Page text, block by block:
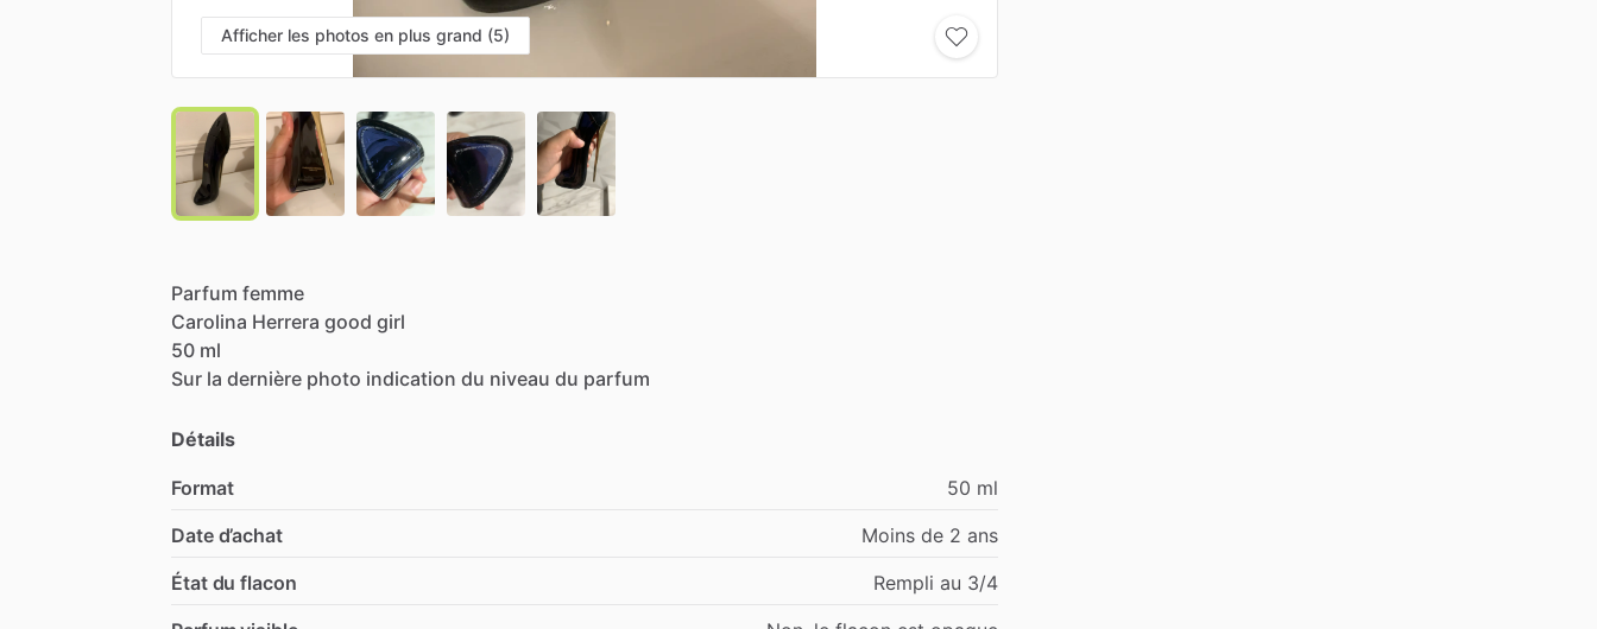
Afficher les photos en plus grand (5)
Parfum femme
Carolina Herrera good girl
50 ml
Sur la dernière photo indication du niveau du parfum
Détails
Format
50 ml
Date d’achat
Moins de 2 ans
État du flacon
Rempli au 3/4